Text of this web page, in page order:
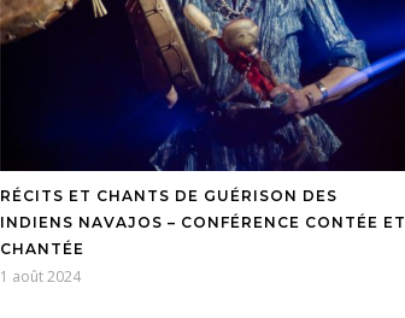
RÉCITS ET CHANTS DE GUÉRISON DES
INDIENS NAVAJOS – CONFÉRENCE CONTÉE ET
CHANTÉE
1 août 2024